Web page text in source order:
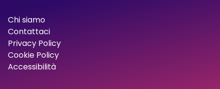
Chi siamo
Contattaci
Privacy Policy
Cookie Policy
Accessibilità